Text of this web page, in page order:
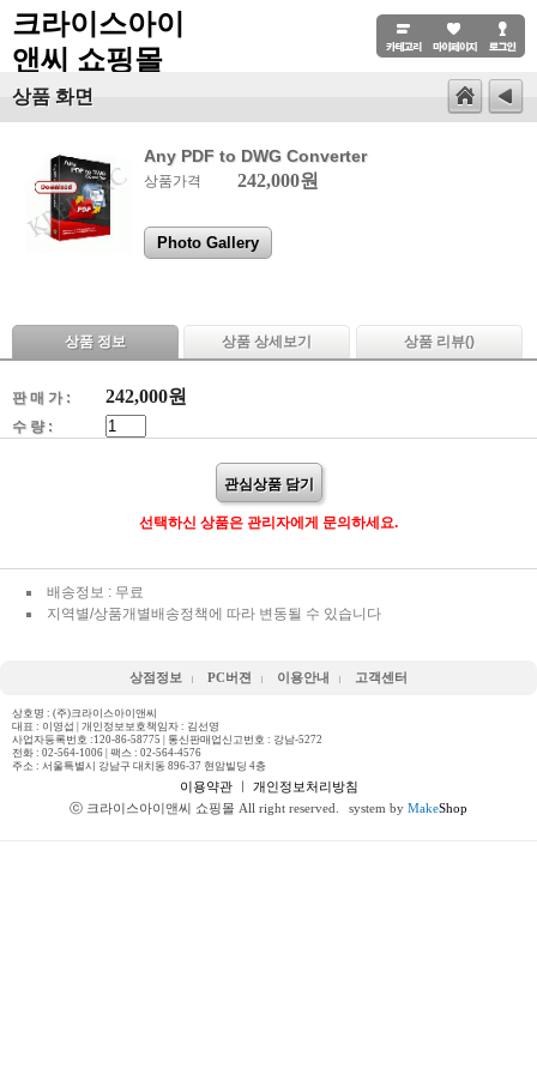
크라이스아이
앤씨 쇼핑몰
상품 화면
Any PDF to DWG Converter
상품가격 242,000원
Photo Gallery
상품 정보 상품 상세보기 상품 리뷰()
판 매 가 : 242,000원
수 량 :
관심상품 담기
선택하신 상품은 관리자에게 문의하세요.
배송정보 : 무료
지역별/상품개별배송정책에 따라 변동될 수 있습니다
상점정보 PC버젼 이용안내 고객센터
상호명 : (주)크라이스아이앤씨
대표 : 이영섭 | 개인정보보호책임자 : 김선영
사업자등록번호 :120-86-58775 | 통신판매업신고번호 : 강남-5272
전화 : 02-564-1006 | 팩스 : 02-564-4576
주소 : 서울특별시 강남구 대치동 896-37 현암빌딩 4층
이용약관ㅣ 개인정보처리방침
ⓒ 크라이스아이앤씨 쇼핑몰 All right reserved.
system by MakeShop